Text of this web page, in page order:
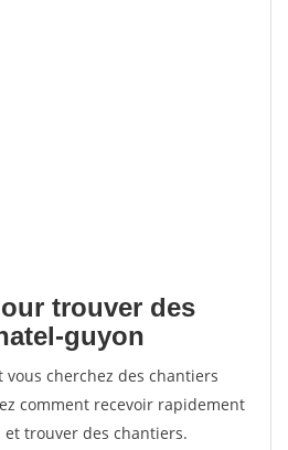
trouver des
guyon
cherchez des chantiers
comment recevoir rapidement
trouver des chantiers.